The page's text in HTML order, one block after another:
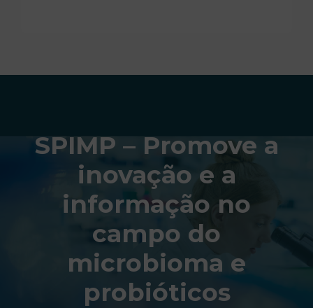
SPIMP – Promove a
inovação e a
informação no
campo do
microbioma e
probióticos